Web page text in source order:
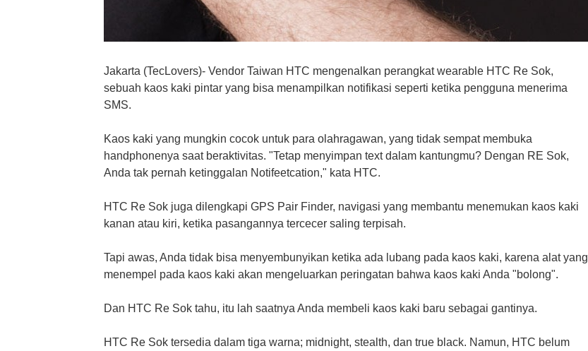
Jakarta (TecLovers)- Vendor Taiwan HTC mengenalkan perangkat wearable HTC Re Sok,
sebuah kaos kaki pintar yang bisa menampilkan notifikasi seperti ketika pengguna menerima
SMS.
Kaos kaki yang mungkin cocok untuk para olahragawan, yang tidak sempat membuka
handphonenya saat beraktivitas. "Tetap menyimpan text dalam kantungmu? Dengan RE Sok,
Anda tak pernah ketinggalan Notifeetcation," kata HTC.
HTC Re Sok juga dilengkapi GPS Pair Finder, navigasi yang membantu menemukan kaos kaki
kanan atau kiri, ketika pasangannya tercecer saling terpisah.
Tapi awas, Anda tidak bisa menyembunyikan ketika ada lubang pada kaos kaki, karena alat yang
menempel pada kaos kaki akan mengeluarkan peringatan bahwa kaos kaki Anda "bolong".
Dan HTC Re Sok tahu, itu lah saatnya Anda membeli kaos kaki baru sebagai gantinya.
HTC Re Sok tersedia dalam tiga warna; midnight, stealth, dan true black. Namun, HTC belum